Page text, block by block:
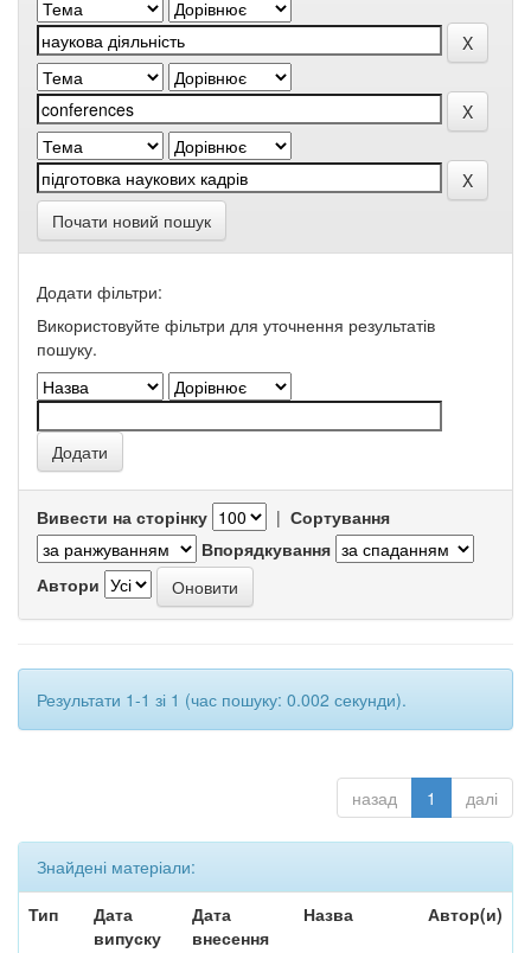
Почати новий пошук
Додати фільтри:
Використовуйте фільтри для уточнення результатів
пошуку.
Вивести на сторінку | Сортування
Впорядкування
Автори
Результати 1-1 зі 1 (час пошуку: 0.002 секунди).
назад 1 далі
Знайдені матеріали:
Тип
Дата
випуску
Дата
внесення
Назва Автор(и)